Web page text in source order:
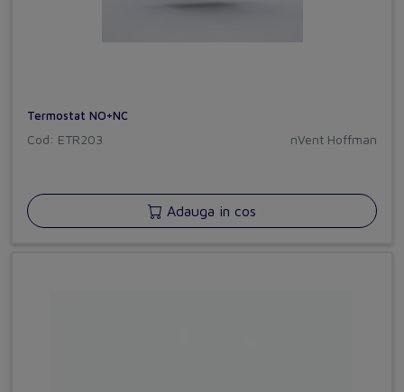
Termostat NO+NC
Cod: ETR203 nVent Hoffman
Adauga in cos